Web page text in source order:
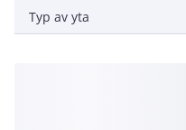
Typ av yta